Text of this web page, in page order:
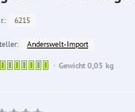
6215
Anderswelt-Import
Sofort
Gewicht 0,05 kg